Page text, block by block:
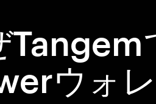
ウォ